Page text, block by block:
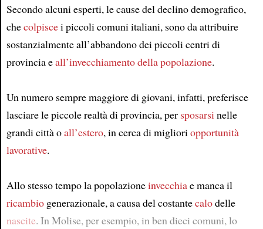
Secondo alcuni esperti, le cause del declino demografico,
checolpiscei piccoli comuni italiani, sono da attribuire
sostanzialmente all’abbandono dei piccoli centri di
provincia eall’invecchiamento della popolazione.
Un numero sempre maggiore di giovani, infatti, preferisce
lasciare le piccole realtà di provincia, per sposarsinelle
grandi città oall’estero, in cerca di miglioriopportunità
lavorative.
Allo stesso tempo la popolazioneinvecchiae manca il
ricambiogenerazionale, a causa del costantecalodelle
nascite. In Molise, per esempio, in ben dieci comuni, lo